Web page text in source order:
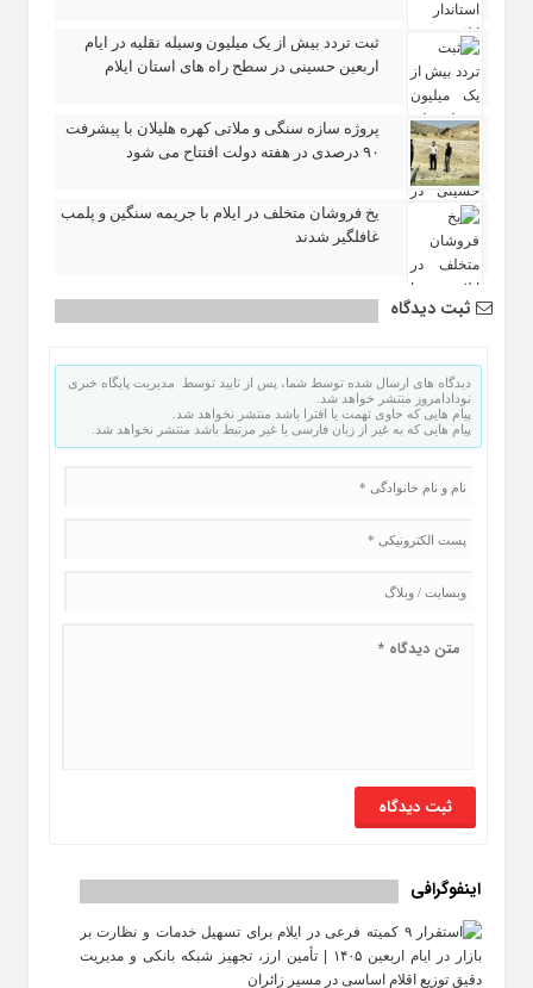
ثبت تردد بیش از یک میلیون وسیله نقلیه در ایام
اربعین حسینی در سطح راه‌ های استان ایلام
پروژه سازه سنگی و ملاتی کهره هلیلان با پیشرفت
۹۰ درصدی در هفته دولت افتتاح می شود
یخ‌ فروشان متخلف در ایلام با جریمه سنگین و پلمب
غافلگیر شدند
ثبت دیدگاه
دیدگاه های ارسال شده توسط شما، پس از تایید توسط مدیریت پایگاه خبری
نودادامروز منتشر خواهد شد.
پیام هایی که حاوی تهمت یا افترا باشد منتشر نخواهد شد.
پیام هایی که به غیر از زبان فارسی یا غیر مرتبط باشد منتشر نخواهد شد.
اینفوگرافی